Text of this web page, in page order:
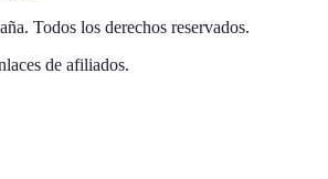
. Todos los derechos reservados.
de afiliados.